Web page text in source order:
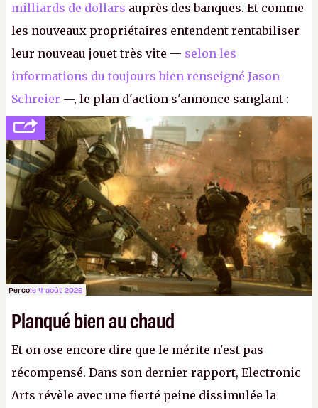
milliards de dollars auprès des banques. Et comme
les nouveaux propriétaires entendent rentabiliser
leur nouveau jouet très vite — selon les
informations du toujours bien renseigné Jason
Schreier —, le plan d'action s'annonce sanglant :
réductions de coûts drastiques, fermetures de
studios et licenciements massifs. En gros, essorer
FCetBattlefield, puis virer le reste.P.
Percole 4 août 2026
Planqué bien au chaud
Et on ose encore dire que le mérite n'est pas
récompensé. Dans son dernier rapport, Electronic
Arts révèle avec une fierté peine dissimulée la